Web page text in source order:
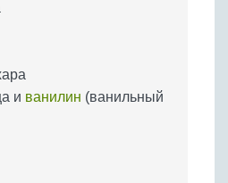
и ванилин (ванильный